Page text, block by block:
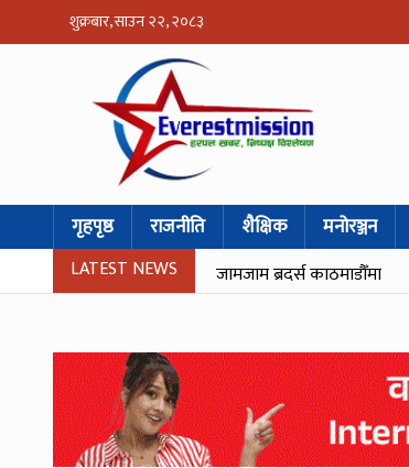
शुक्रबार, साउन २२, २०८३
गृहपृष्ठ राजनीति शैक्षिक मनोरञ्जन
LATEST NEWS जामजाम ब्रदर्स काठमाडौँमा